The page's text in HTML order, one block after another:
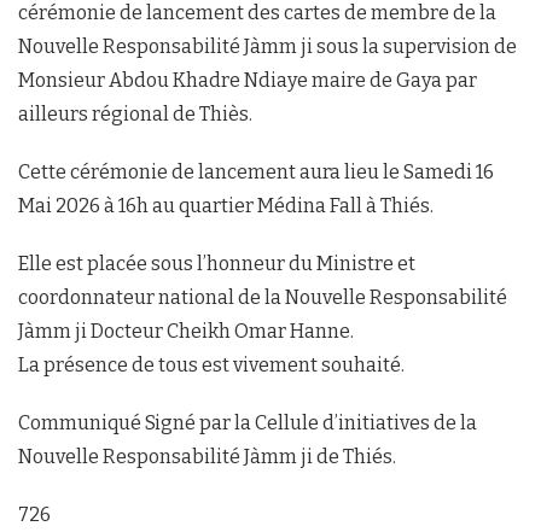
cérémonie de lancement des cartes de membre de la
Nouvelle Responsabilité Jàmm ji sous la supervision de
Monsieur Abdou Khadre Ndiaye maire de Gaya par
ailleurs régional de Thiès.
Cette cérémonie de lancement aura lieu le Samedi 16
Mai 2026 à 16h au quartier Médina Fall à Thiés.
Elle est placée sous l’honneur du Ministre et
coordonnateur national de la Nouvelle Responsabilité
Jàmm ji Docteur Cheikh Omar Hanne.
La présence de tous est vivement souhaité.
Communiqué Signé par la Cellule d’initiatives de la
Nouvelle Responsabilité Jàmm ji de Thiés.
726